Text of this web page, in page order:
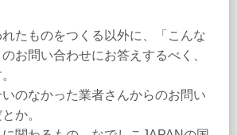
たものをつくる以外に、「こんな
お問い合わせにお答えするべく、
のなかった業者さんからのお問い
か。